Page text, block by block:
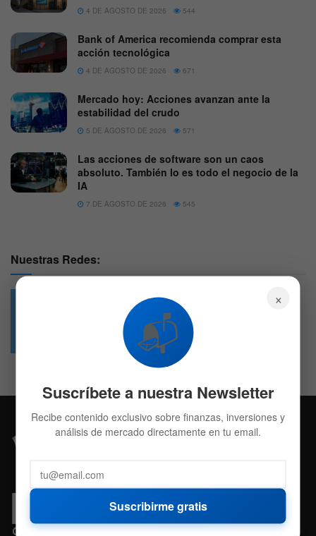
4 DE AGOSTO DE 2026 544
Bank of America recomienda comprar esta
acción tecnológica
4 DE AGOSTO DE 2026 671
Mercado hoy: Acciones avanzan ante la
estabilidad del crudo
5 DE AGOSTO DE 2026 571
Las acciones de software son un caos
absoluto. También lo es todo el negocio de la
IA
7 DE AGOSTO DE 2026 545
Nuestras Redes:
4.7k
Followers
×
📬
Suscríbete a nuestra Newsletter
Recibe contenido exclusivo sobre finanzas, inversiones y
análisis de mercado directamente en tu email.
Suscribirme gratis